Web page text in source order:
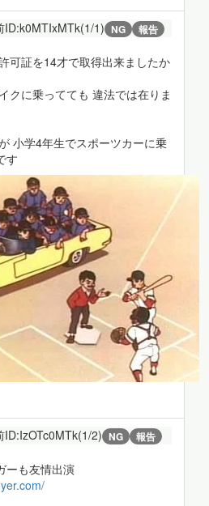
ID:k0MTIxMTk(1/1) NG 報告
可証を14才で取得出来ましたか
クに乗ってても 違法では在りま
小学4年生でスポーツカーに乗
す
ID:IzOTc0MTk(1/2) NG 報告
ーも友情出演